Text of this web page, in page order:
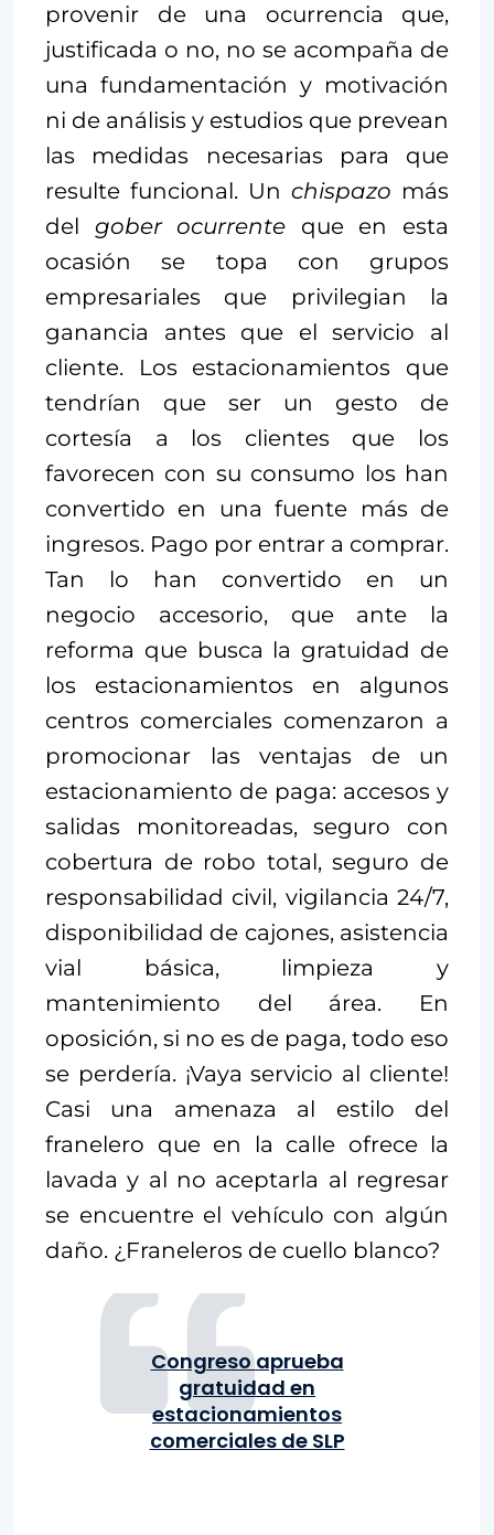
provenir de una ocurrencia que,
justificada o no, no se acompaña de
una fundamentación y motivación
ni de análisis y estudios que prevean
las medidas necesarias para que
resulte funcional. Un chispazo más
del gober ocurrente que en esta
ocasión se topa con grupos
empresariales que privilegian la
ganancia antes que el servicio al
cliente. Los estacionamientos que
tendrían que ser un gesto de
cortesía a los clientes que los
favorecen con su consumo los han
convertido en una fuente más de
ingresos. Pago por entrar a comprar.
Tan lo han convertido en un
negocio accesorio, que ante la
reforma que busca la gratuidad de
los estacionamientos en algunos
centros comerciales comenzaron a
promocionar las ventajas de un
estacionamiento de paga: accesos y
salidas monitoreadas, seguro con
cobertura de robo total, seguro de
responsabilidad civil, vigilancia 24/7,
disponibilidad de cajones, asistencia
vial básica, limpieza y
mantenimiento del área. En
oposición, si no es de paga, todo eso
se perdería. ¡Vaya servicio al cliente!
Casi una amenaza al estilo del
franelero que en la calle ofrece la
lavada y al no aceptarla al regresar
se encuentre el vehículo con algún
daño. ¿Franeleros de cuello blanco?
Congreso aprueba
gratuidad en
estacionamientos
comerciales de SLP